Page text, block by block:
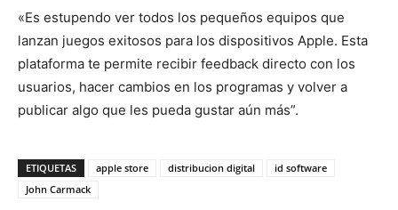
«Es estupendo ver todos los pequeños equipos que
lanzan juegos exitosos para los dispositivos Apple. Esta
plataforma te permite recibir feedback directo con los
usuarios, hacer cambios en los programas y volver a
publicar algo que les pueda gustar aún más”.
ETIQUETAS apple store distribucion digital
id software
John Carmack